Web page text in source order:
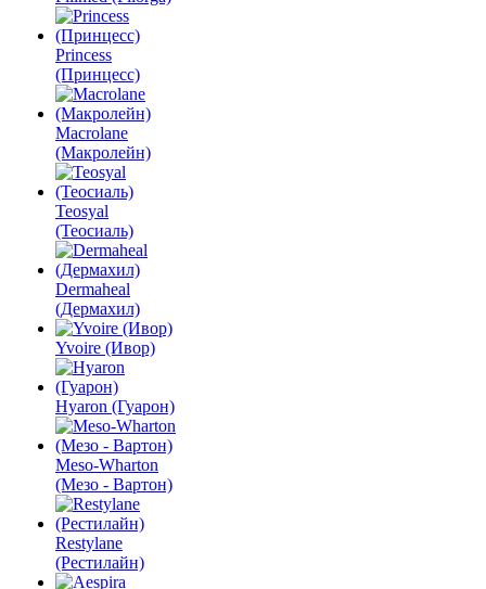
Princess
(Принцесс)
Macrolane
(Макролейн)
Teosyal
(Теосиаль)
Dermaheal
(Дермахил)
Yvoire (Ивор)
Hyaron (Гуарон)
Meso-Wharton
(Мезо - Вартон)
Restylane
(Рестилайн)